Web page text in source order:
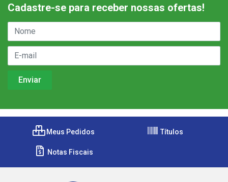
Cadastre-se para receber nossas ofertas!
Meus Pedidos Títulos
Notas Fiscais